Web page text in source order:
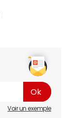
Voir un exemple